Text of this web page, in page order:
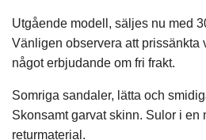
Utgående modell, säljes nu med
Vänligen observera att prissänkta
något erbjudande om fri frakt.
Somriga sandaler, lätta och
Skonsamt garvat skinn. Sulor i en
returmaterial.